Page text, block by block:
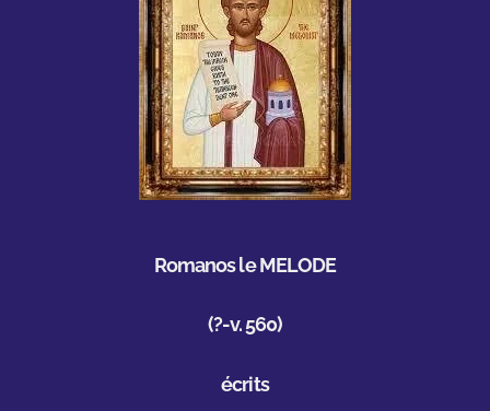
Romanos le MELODE
(?-v. 560)
écrits